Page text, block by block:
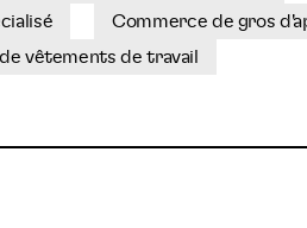
Commerce de gros
vêtements de travail